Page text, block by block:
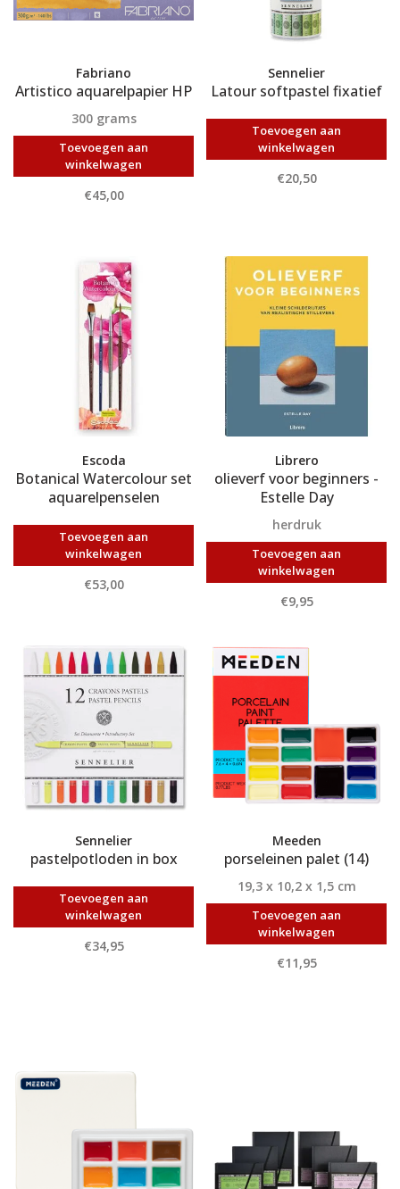
Fabriano
Artistico aquarelpapier HP
300 grams
Toevoegen aan
winkelwagen
€45,00
Sennelier
Latour softpastel fixatief
Toevoegen aan
winkelwagen
€20,50
Escoda
Botanical Watercolour set
aquarelpenselen
Toevoegen aan
winkelwagen
€53,00
Librero
olieverf voor beginners -
Estelle Day
herdruk
Toevoegen aan
winkelwagen
€9,95
Sennelier
pastelpotloden in box
Toevoegen aan
winkelwagen
€34,95
Meeden
porseleinen palet (14)
19,3 x 10,2 x 1,5 cm
Toevoegen aan
winkelwagen
€11,95